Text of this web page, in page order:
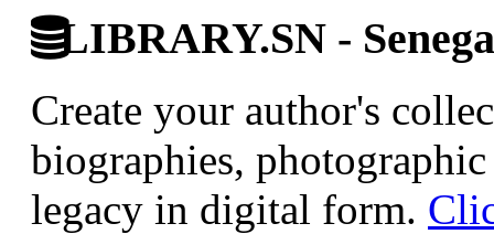
LIBRARY.SN -
Create your author's
biographies,
legacy in digital form.